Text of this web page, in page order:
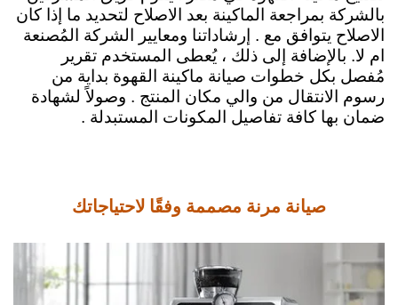
بالشركة بمراجعة الماكينة بعد الاصلاح لتحديد ما إذا كان
الاصلاح يتوافق مع . إرشاداتنا ومعايير الشركة المُصنعة
ام لا. بالإضافة إلى ذلك ، يُعطى المستخدم تقرير
مُفصل بكل خطوات صيانة ماكينة القهوة بداية من
رسوم الانتقال من والي مكان المنتج . وصولاً لشهادة
ضمان بها كافة تفاصيل المكونات المستبدلة .
صيانة مرنة مصممة وفقًا لاحتياجاتك